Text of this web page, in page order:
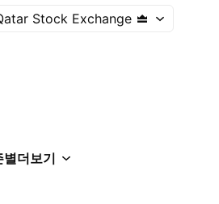
Stock Exchange
별더보기